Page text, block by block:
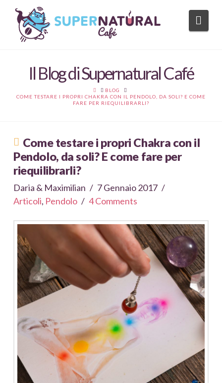
Il Blog di Supernatural Café
HOME
BLOG
COME TESTARE I PROPRI CHAKRA CON IL PENDOLO, DA SOLI? E COME
FARE PER RIEQUILIBRARLI?
Come testare i propri Chakra con il
Pendolo, da soli? E come fare per
riequilibrarli?
Daria & Maximilian
7 Gennaio 2017
Articoli, Pendolo 4 Comments